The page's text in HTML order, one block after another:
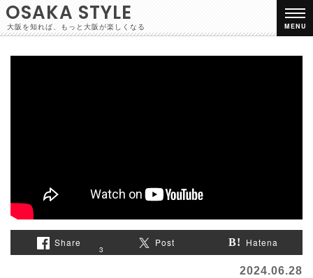
OSAKA STYLE
大阪を知れば、もっと大阪が楽しくなる MENU
Share
3
Post Hatena
2024.06.28